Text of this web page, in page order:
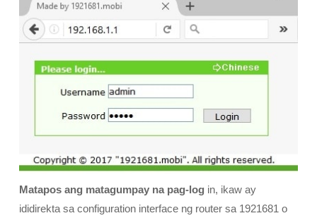
Matapos ang matagumpay na pag-log in, ikaw ay
ididirekta sa configuration interface ng router sa 1921681 o